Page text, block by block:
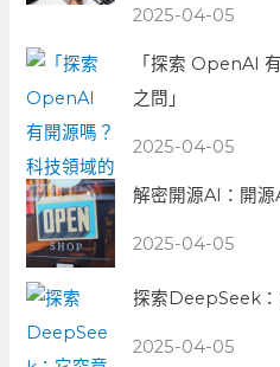
2025-04-05
「探索 OpenAI
之問」
2025-04-05
解密開源AI：開源
2025-04-05
探索DeepSeek：
2025-04-05